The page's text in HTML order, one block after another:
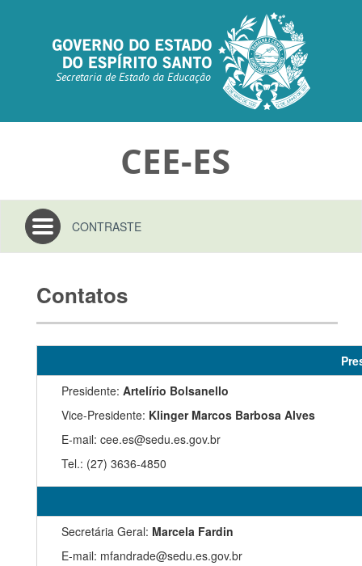
Secretaria de Estado da Educação
CEE-ES
Toggle
navigation
CONTRASTE
Contatos
Presidente: Artelírio Bolsanello
Vice-Presidente: Klinger Marcos Barbosa Alves
E-mail: cee.es@sedu.es.gov.br
Tel.: (27) 3636-4850
Secretária Geral: Marcela Fardin
E-mail: mfandrade@sedu.es.gov.br